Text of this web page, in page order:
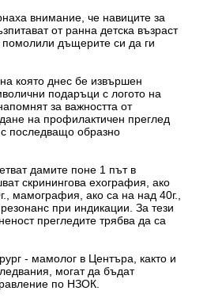
внимание, че навиците за
от ранна детска възраст
помолили дъщерите си да ги
която днес бе извършен
подаръци с логото на
за важността от
на профилактичен преглед
последващо образно
дамите поне 1 път в
скринингова ехография, ако
мамография, ако са на над 40г.,
при индикации. За тези
прегледите трябва да са
- мамолог в Центъра, както и
могат да бъдат
по НЗОК.